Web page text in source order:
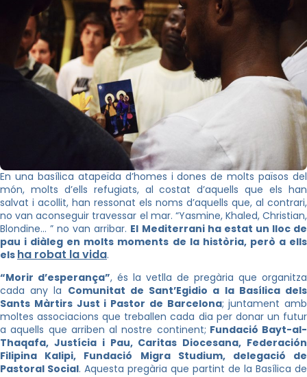
En una basílica atapeïda d’homes i dones de molts països del
món, molts d’ells refugiats, al costat d’aquells que els han
salvat i acollit, han ressonat els noms d’aquells que, al contrari,
no van aconseguir travessar el mar. “Yasmine, Khaled, Christian,
Blondine… ” no van arribar. El Mediterrani ha estat un lloc de
pau i diàleg en molts moments de la història, però a ells
els ha robat la vida.
“Morir d’esperança”, és la vetlla de pregària que organitza
cada any la Comunitat de Sant’Egidio a la Basílica dels
Sants Màrtirs Just i Pastor de Barcelona; juntament amb
moltes associacions que treballen cada dia per donar un futur
a aquells que arriben al nostre continent; Fundació Bayt-al-
Thaqafa, Justícia i Pau, Caritas Diocesana, Federación
Filipina Kalipi, Fundació Migra Studium, delegació de
Pastoral Social. Aquesta pregària que partint de la Basílica de